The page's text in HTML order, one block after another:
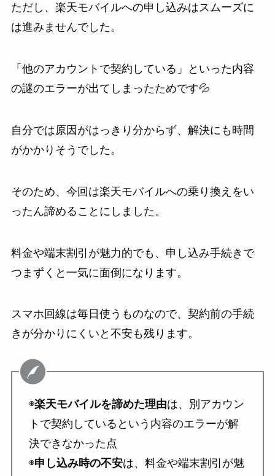
ただし、楽天モバイルへの申し込みはスムーズに
は進みませんでした。
「他のアカウントで契約している」といった内容
の謎のエラーが出てしまったためです💦
自分では原因がはっきり分からず、解決にも時間
がかかりそうでした。
そのため、今回は楽天モバイルへの乗り換えをい
ったん諦めることにしました。
料金や端末割引が魅力的でも、申し込み手続きで
つまずくと一気に面倒になります。
スマホ回線は毎日使うものなので、契約前の手続
きが分かりにくいと不安も残ります。
◉楽天モバイルを諦めた理由は、別アカウン
トで契約しているという内容のエラーが解
決できなかった点
◉申し込み時の不安は、料金や端末割引が魅